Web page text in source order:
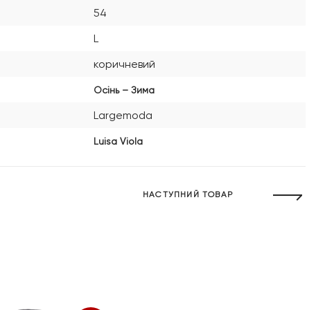
54
L
коричневий
Осінь – Зима
Largemoda
Luisa Viola
НАСТУПНИЙ ТОВАР